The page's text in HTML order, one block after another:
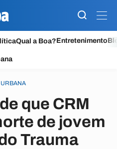
Qual a Boa?Entretenimento
que CRM
de jovem
Trauma